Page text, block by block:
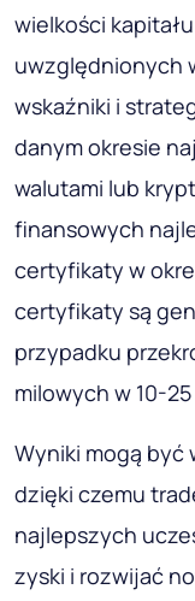
wielkości
uwzględnionych
wskaźniki i
danym okresie
walutami lub
finansowych
certyfikaty w
certyfikaty są
przypadku
milowych w 10-
Wyniki mogą być
dzięki czemu
najlepszych
zyski i rozwijać